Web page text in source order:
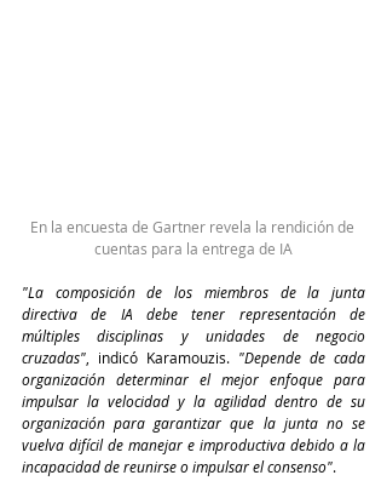
En la encuesta de Gartner revela la rendición de
cuentas para la entrega de IA
"La composición de los miembros de la junta
directiva de IA debe tener representación de
múltiples disciplinas y unidades de negocio
cruzadas" , indicó Karamouzis. "Depende de cada
organización determinar el mejor enfoque para
impulsar la velocidad y la agilidad dentro de su
organización para garantizar que la junta no se
vuelva difícil de manejar e improductiva debido a la
incapacidad de reunirse o impulsar el consenso".